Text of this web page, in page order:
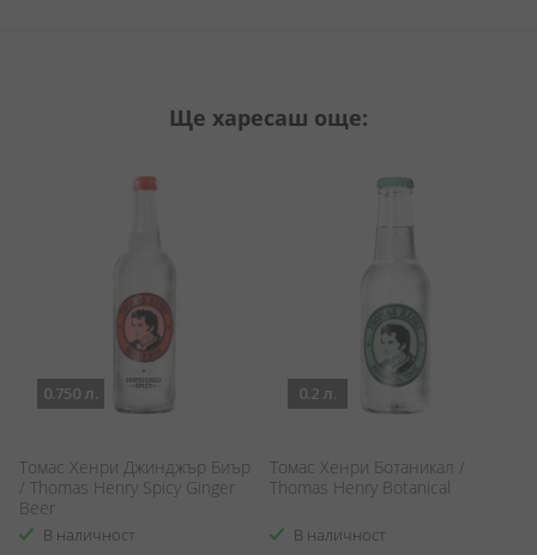
Ще харесаш още:
0.750 л.
Томас Хенри Джинджър Биър
/ Thomas Henry Spicy Ginger
Beer
В наличност
0.2 л.
Томас Хенри Ботаникал /
Thomas Henry Botanical
В наличност